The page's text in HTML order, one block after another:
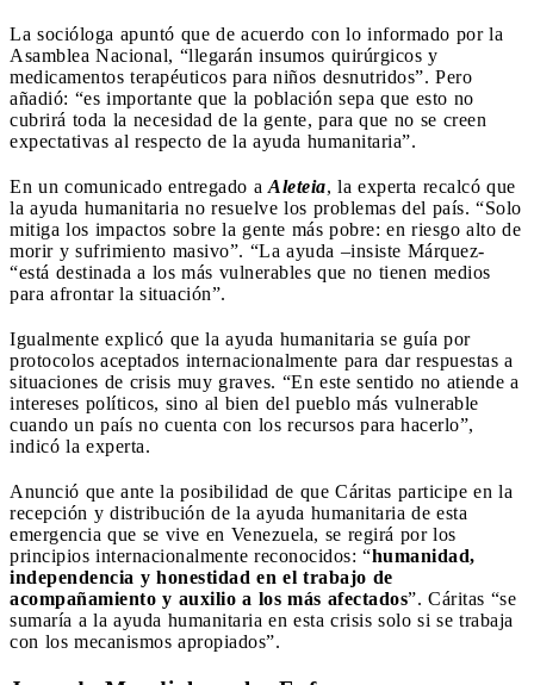
La socióloga apuntó que de acuerdo con lo informado por la
Asamblea Nacional, “llegarán insumos quirúrgicos y
medicamentos terapéuticos para niños desnutridos”. Pero
añadió: “es importante que la población sepa que esto no
cubrirá toda la necesidad de la gente, para que no se creen
expectativas al respecto de la ayuda humanitaria”.
En un comunicado entregado a Aleteia, la experta recalcó que
la ayuda humanitaria no resuelve los problemas del país. “Solo
mitiga los impactos sobre la gente más pobre: en riesgo alto de
morir y sufrimiento masivo”. “La ayuda –insiste Márquez-
“está destinada a los más vulnerables que no tienen medios
para afrontar la situación”.
Igualmente explicó que la ayuda humanitaria se guía por
protocolos aceptados internacionalmente para dar respuestas a
situaciones de crisis muy graves. “En este sentido no atiende a
intereses políticos, sino al bien del pueblo más vulnerable
cuando un país no cuenta con los recursos para hacerlo”,
indicó la experta.
Anunció que ante la posibilidad de que Cáritas participe en la
recepción y distribución de la ayuda humanitaria de esta
emergencia que se vive en Venezuela, se regirá por los
principios internacionalmente reconocidos: “humanidad,
independencia y honestidad en el trabajo de
acompañamiento y auxilio a los más afectados”. Cáritas “se
sumaría a la ayuda humanitaria en esta crisis solo si se trabaja
con los mecanismos apropiados”.